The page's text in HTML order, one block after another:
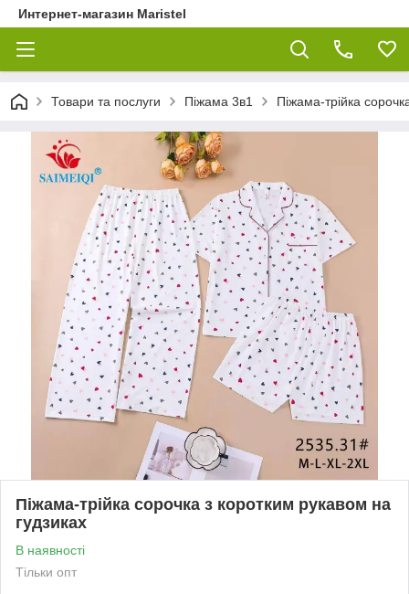
Интернет-магазин Maristel
Товари та послуги Піжама 3в1 Піжама-трійка
Піжама-трійка сорочка з коротким рукавом на
гудзиках
В наявності
Тільки опт